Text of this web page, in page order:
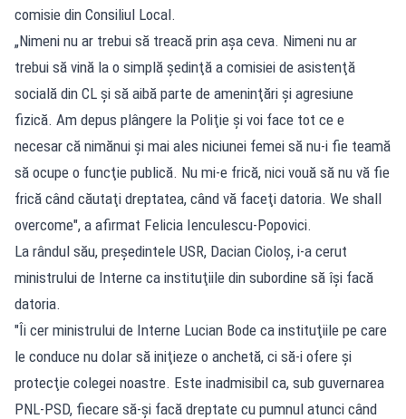
comisie din Consiliul Local.
„Nimeni nu ar trebui să treacă prin aşa ceva. Nimeni nu ar
trebui să vină la o simplă şedinţă a comisiei de asistenţă
socială din CL şi să aibă parte de ameninţări şi agresiune
fizică. Am depus plângere la Poliţie şi voi face tot ce e
necesar că nimănui şi mai ales niciunei femei să nu-i fie teamă
să ocupe o funcţie publică. Nu mi-e frică, nici vouă să nu vă fie
frică când căutaţi dreptatea, când vă faceţi datoria. We shall
overcome", a afirmat Felicia Ienculescu-Popovici.
La rândul său, preşedintele USR, Dacian Cioloş, i-a cerut
ministrului de Interne ca instituţiile din subordine să îşi facă
datoria.
"Îi cer ministrului de Interne Lucian Bode ca instituţiile pe care
le conduce nu doIar să iniţieze o anchetă, ci să-i ofere şi
protecţie colegei noastre. Este inadmisibil ca, sub guvernarea
PNL-PSD, fiecare să-şi facă dreptate cu pumnul atunci când